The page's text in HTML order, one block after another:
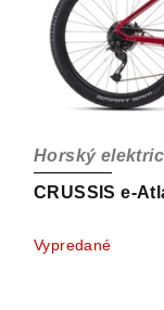
CRUSSIS e-
Horský
Vypredané